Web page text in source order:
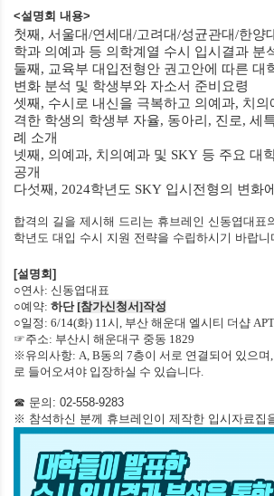
<설명회 내용>
첫째 , 서울대/연세대/고려대/성균관대/한양
학과 의예과 등 의학계열 수시 입시결과 분
둘째 , 교육부 대입전형안 권고안에 따른 대
변화 분석 및 학생부와 자소서 준비요령
셋째 , 수시로 내신을 극복하고 의예과, 치의
격한 학생의 학생부 자율, 동아리 , 진로, 세
례 소개
넷째 , 의예과, 치의예과 및 SKY 등 주요 대
공개
다섯째 , 2024학년도 SKY 입시전형의 변화
합격의 길을 제시해 드리는 휴브레인 신동엽대표
학년도 대입 수시 지원 전략을 수립하시기 바랍니
[설명회 ]
○연사: 신동엽대표
○예약: 하단 [참가신청서]작성
○일정 : 6/14(화) 11시, 부산 해운대 엘시티 더샵
☞주소: 부산시 해운대구 중동 1829
※유의사항: A, B동의 7층이 서로 연결되어 있으며
로 들어오셔야 입장하실 수 있습니다.
☎ 문의 : 02-558-9283
※ 참석하신 분께 휴브레인이 제작한 입시자료집